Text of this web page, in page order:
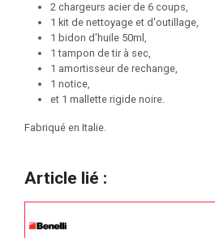
2 chargeurs acier de 6 coups,
1 kit de nettoyage et d'outillage,
1 bidon d'huile 50ml,
1 tampon de tir à sec,
1 amortisseur de rechange,
1 notice,
et 1 mallette rigide noire.
Fabriqué en Italie.
Article lié :